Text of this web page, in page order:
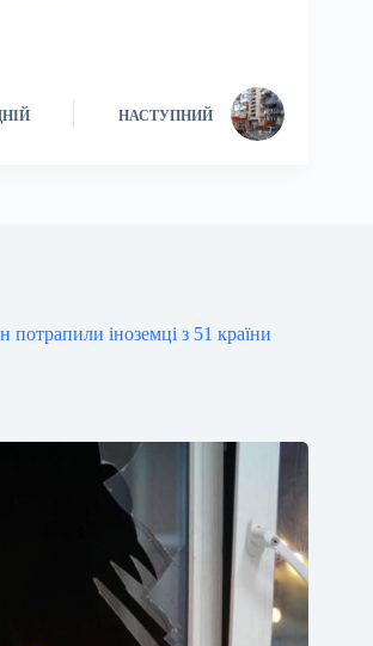
НАСТУПНИЙ
потрапили іноземці з 51 країни